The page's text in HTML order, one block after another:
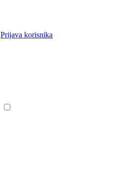
Prijava korisnika